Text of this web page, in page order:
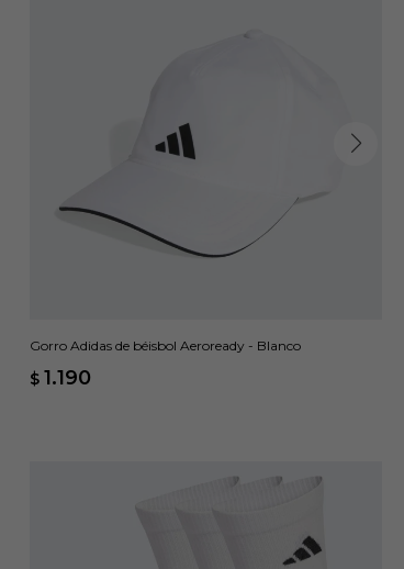
Gorro Adidas de béisbol Aeroready - Blanco
$ 1.190